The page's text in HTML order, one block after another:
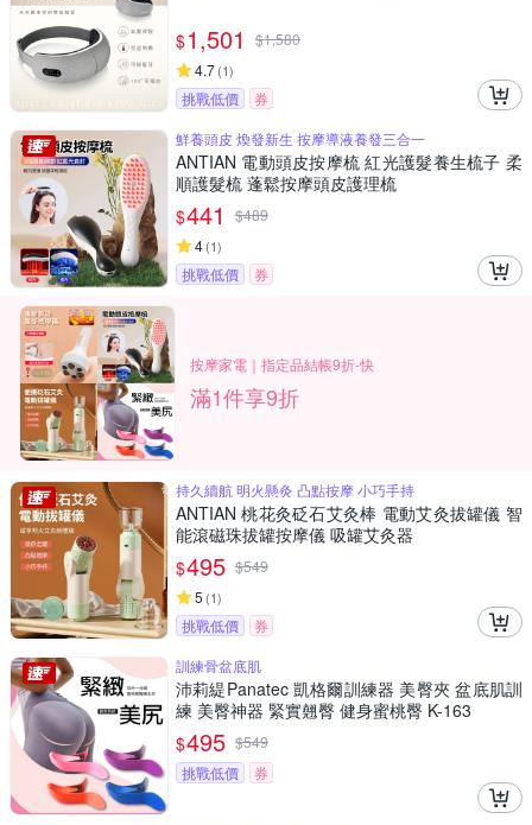
$1,501 $1,580
4.7(1)
挑戰低價
券
鮮養頭皮 煥發新生 按摩導液養發三合一
ANTIAN 電動頭皮按摩梳 紅光護髮養生梳子 柔
順護髮梳 蓬鬆按摩頭皮護理梳
$441 $489
4(1)
挑戰低價 券
按摩家電｜指定品結帳9折-快
滿1件享9折
持久續航 明火懸灸 凸點按摩 小巧手持
ANTIAN 桃花灸砭石艾灸棒 電動艾灸拔罐儀 智
能滾磁珠拔罐按摩儀 吸罐艾灸器
$495 $549
5 (1)
挑戰低價
券
訓練骨盆底肌
沛莉緹Panatec 凱格爾訓練器 美臀夾 盆底肌訓
練 美臀神器 緊實翹臀 健身蜜桃臀 K-163
$495 $549
挑戰低價
券